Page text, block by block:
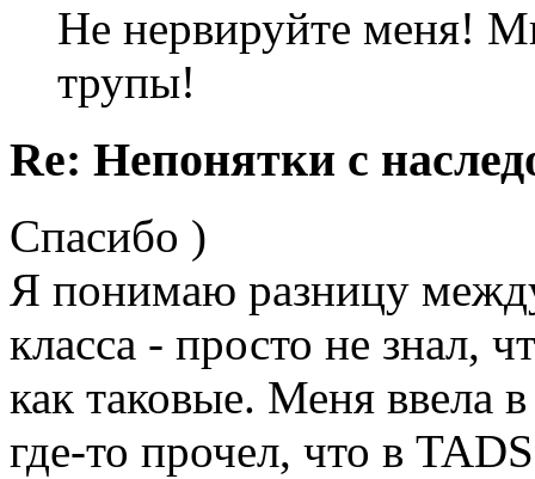
Не нервируйте меня!
трупы!
Re: Непонятки с
Спасибо )
Я понимаю разницу
класса - просто не знал,
как таковые. Меня ввела
где-то прочел, что в